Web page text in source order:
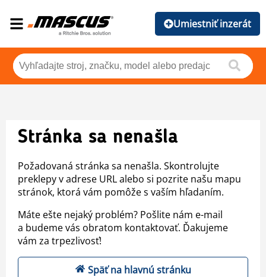
Umiestniť inzerát
Stránka sa nenašla
Požadovaná stránka sa nenašla. Skontrolujte
preklepy v adrese URL alebo si pozrite našu mapu
stránok, ktorá vám pomôže s vaším hľadaním.
Máte ešte nejaký problém? Pošlite nám e-mail
a budeme vás obratom kontaktovať. Ďakujeme
vám za trpezlivosť!
Späť na hlavnú stránku